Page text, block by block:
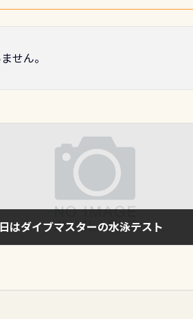
せん。
はダイブマスターの水泳テスト